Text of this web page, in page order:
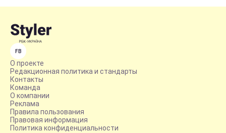
FB
О проекте
Редакционная политика и стандарты
Контакты
Команда
О компании
Реклама
Правила пользования
Правовая информация
Политика конфиденциальности